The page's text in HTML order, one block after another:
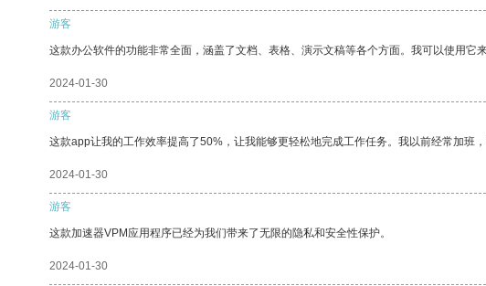
游客
这款办公软件的功能非常全面，涵盖了文档、表格、演示文稿等各个方面。我可以使用它
2024-01-30
游客
这款app让我的工作效率提高了50%，让我能够更轻松地完成工作任务。我以前经常加班
2024-01-30
游客
这款加速器VPM应用程序已经为我们带来了无限的隐私和安全性保护。
2024-01-30